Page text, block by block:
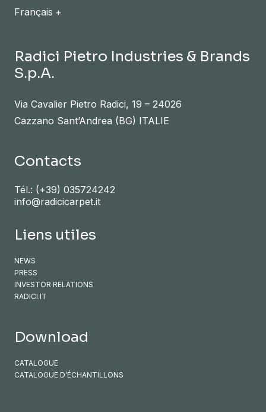
Français
Radici Pietro Industries & Brands
S.p.A.
Via Cavalier Pietro Radici, 19 – 24026
Cazzano Sant’Andrea (BG) ITALIE
Contacts
Tél.: (+39) 035724242
info@radicicarpet.it
Liens utiles
NEWS
PRESS
INVESTOR RELATIONS
RADICI.IT
Download
CATALOGUE
CATALOGUE D’ÉCHANTILLONS